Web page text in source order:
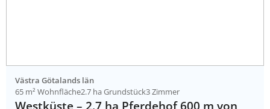
Västra Götalands län
65 m² Wohnfläche2.7 ha Grundstück3 Zimmer
Westküste – 2.7 ha Pferdehof 600 m von